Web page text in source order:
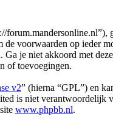
voorwaarden op ieder
je niet akkoord met
of toevoegingen.
v2” (hierna “GPL”) en
is niet verantwoordelijk
www.phpbb.nl.